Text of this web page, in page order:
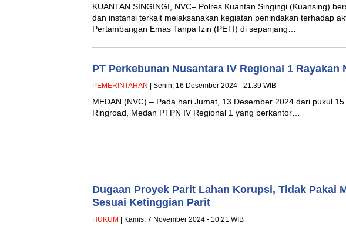
KUANTAN SINGINGI, NVC– Polres Kuantan Singingi (Kuansing)
dan instansi terkait melaksanakan kegiatan penindakan terhadap
Pertambangan Emas Tanpa Izin (PETI) di sepanjang…
PT Perkebunan Nusantara IV Regional 1 Rayakan
PEMERINTAHAN | Senin, 16 Desember 2024 - 21:39 WIB
MEDAN (NVC) – Pada hari Jumat, 13 Desember 2024 dari pukul
Ringroad, Medan PTPN IV Regional 1 yang berkantor…
Dugaan Proyek Parit Lahan Korupsi, Tidak Pakai
Sesuai Ketinggian Parit
HUKUM | Kamis, 7 November 2024 - 10:21 WIB